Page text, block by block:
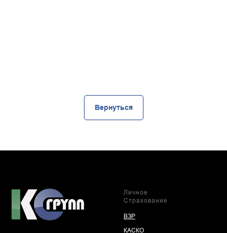
Вернуться
Личное
Страхование
ВЗР
КАСКО